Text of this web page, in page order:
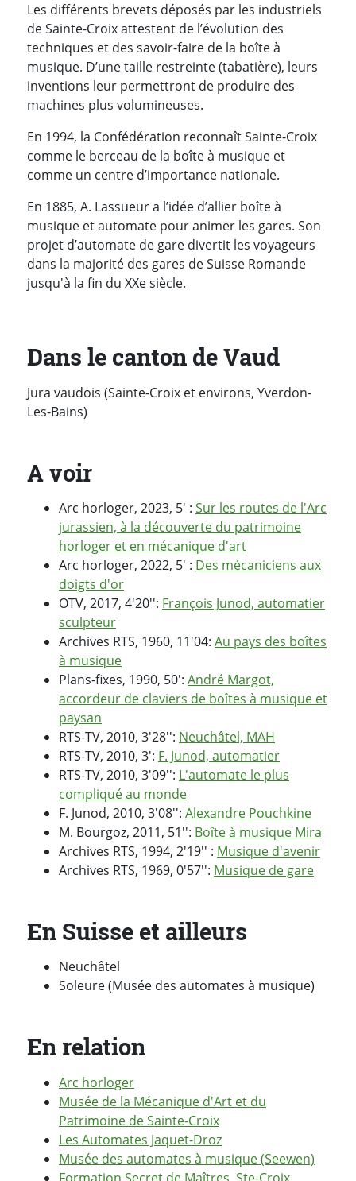
Les différents brevets déposés par les industriels
de Sainte-Croix attestent de l’évolution des
techniques et des savoir-faire de la boîte à
musique. D’une taille restreinte (tabatière), leurs
inventions leur permettront de produire des
machines plus volumineuses.
En 1994, la Confédération reconnaît Sainte-Croix
comme le berceau de la boîte à musique et
comme un centre d’importance nationale.
En 1885, A. Lassueur a l’idée d’allier boîte à
musique et automate pour animer les gares. Son
projet d’automate de gare divertit les voyageurs
dans la majorité des gares de Suisse Romande
jusqu'à la fin du XXe siècle.
Dans le canton de Vaud
Jura vaudois (Sainte-Croix et environs, Yverdon-
Les-Bains)
A voir
Arc horloger, 2023, 5' : Sur les routes de l'Arc
jurassien, à la découverte du patrimoine
horloger et en mécanique d'art
Arc horloger, 2022, 5' : Des mécaniciens aux
doigts d'or
OTV, 2017, 4'20'': François Junod, automatier
sculpteur
Archives RTS, 1960, 11'04: Au pays des boîtes
à musique
Plans-fixes, 1990, 50': André Margot,
accordeur de claviers de boîtes à musique et
paysan
RTS-TV, 2010, 3'28'': Neuchâtel, MAH
RTS-TV, 2010, 3': F. Junod, automatier
RTS-TV, 2010, 3'09'': L'automate le plus
compliqué au monde
F. Junod, 2010, 3'08'': Alexandre Pouchkine
M. Bourgoz, 2011, 51'': Boîte à musique Mira
Archives RTS, 1994, 2'19'' : Musique d'avenir
Archives RTS, 1969, 0'57'': Musique de gare
En Suisse et ailleurs
Neuchâtel
Soleure (Musée des automates à musique)
En relation
Arc horloger
Musée de la Mécanique d'Art et du
Patrimoine de Sainte-Croix
Les Automates Jaquet-Droz
Musée des automates à musique (Seewen)